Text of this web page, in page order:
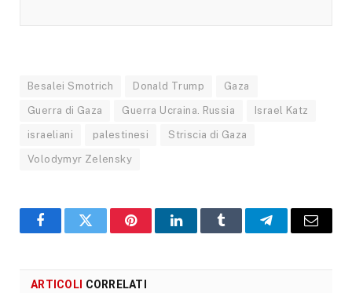
Besalei Smotrich Donald Trump Gaza
Guerra di Gaza Guerra Ucraina. Russia Israel Katz
israeliani palestinesi Striscia di Gaza
Volodymyr Zelensky
Facebook
X PinterestLinkedInTumblr TelegramEmail
ARTICOLI CORRELATI